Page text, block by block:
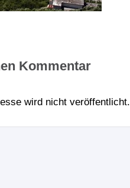
Kommentar
wird nicht veröffentlicht.